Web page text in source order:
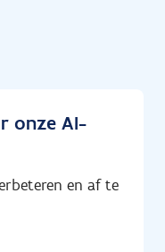
onze AI-
en af te